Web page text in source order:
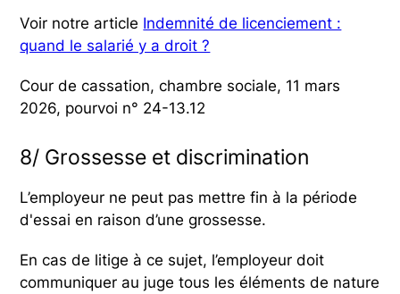
Voir notre article Indemnité de licenciement :
quand le salarié y a droit ?
Cour de cassation, chambre sociale, 11 mars
2026, pourvoi n° 24-13.12
8/ Grossesse et discrimination
L’employeur ne peut pas mettre fin à la période
d'essai en raison d’une grossesse.
En cas de litige à ce sujet, l’employeur doit
communiquer au juge tous les éléments de nature